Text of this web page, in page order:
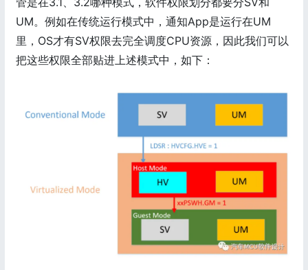
UM。例如在传统运行模式中，通知App是运行在UM
里，OS才有SV权限去完全调度CPU资源，因此我们可以
把这些权限全部贴进上述模式中，如下：